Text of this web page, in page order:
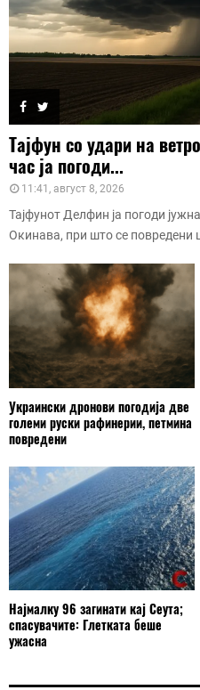
Тајфун со удари на
час ја погоди...
11:41, август 8, 2026
Тајфунот Делфин ја погоди
Окинава, при што се повредени
Украински дронови погодија две
големи руски рафинерии, петмина
повредени
Најмалку 96 загинати кај Сеута;
спасувачите: Глетката беше
ужасна